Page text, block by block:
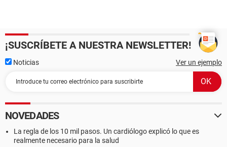
¡SUSCRÍBETE A NUESTRA NEWSLETTER!
Noticias Ver un ejemplo
NOVEDADES
La regla de los 10 mil pasos. Un cardiólogo explicó lo que es
realmente necesario para la salud